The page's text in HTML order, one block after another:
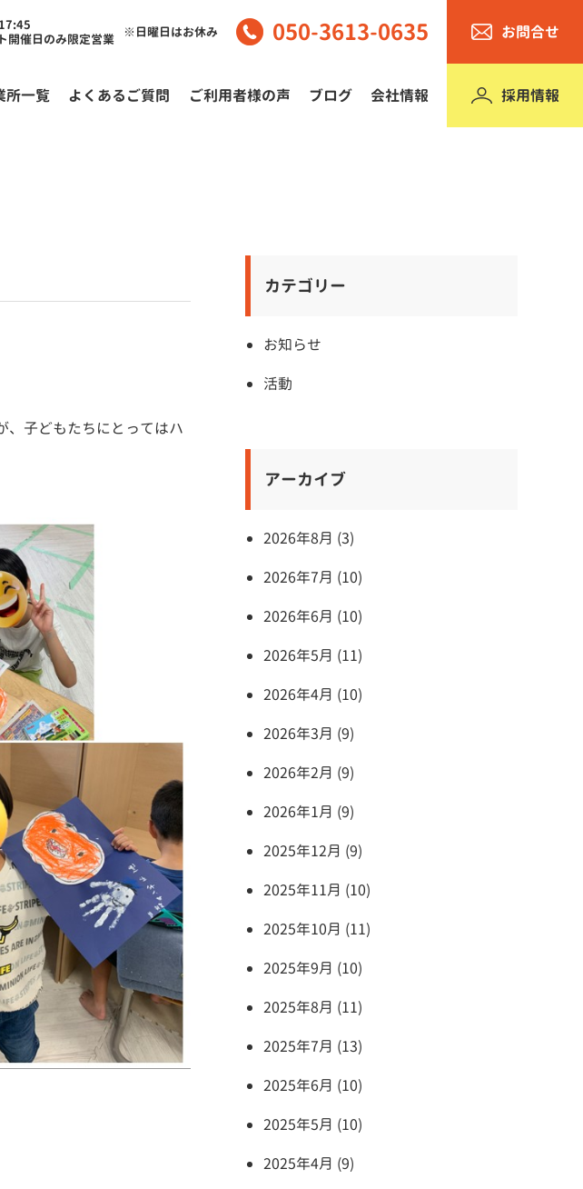
開催日のみ限定営業
※日曜日はお休み 050-3613-0635
所一覧 よくあるご質問 ご利用者様の声 ブログ 会社情報
お問合せ
採用情報
、子どもたちにとってはハ
カテゴリー
お知らせ
活動
アーカイブ
2026年8月 (3)
2026年7月 (10)
2026年6月 (10)
2026年5月 (11)
2026年4月 (10)
2026年3月 (9)
2026年2月 (9)
2026年1月 (9)
2025年12月 (9)
2025年11月 (10)
2025年10月 (11)
2025年9月 (10)
2025年8月 (11)
2025年7月 (13)
2025年6月 (10)
2025年5月 (10)
2025年4月 (9)